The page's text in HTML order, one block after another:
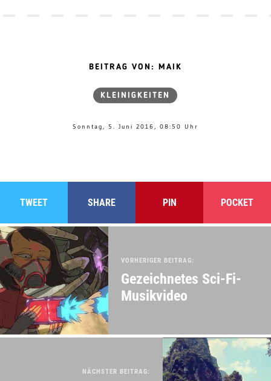
BEITRAG VON: MAIK
KLEINIGKEITEN
Sonntag, 5. Juni 2016, 08:50 Uhr
TWEET SHARE PIN POCKET
VORHERIGER BEITRAG:
Gezeichnetes Sci-Fi-
Musikvideo
NÄCHSTER BEITRAG: